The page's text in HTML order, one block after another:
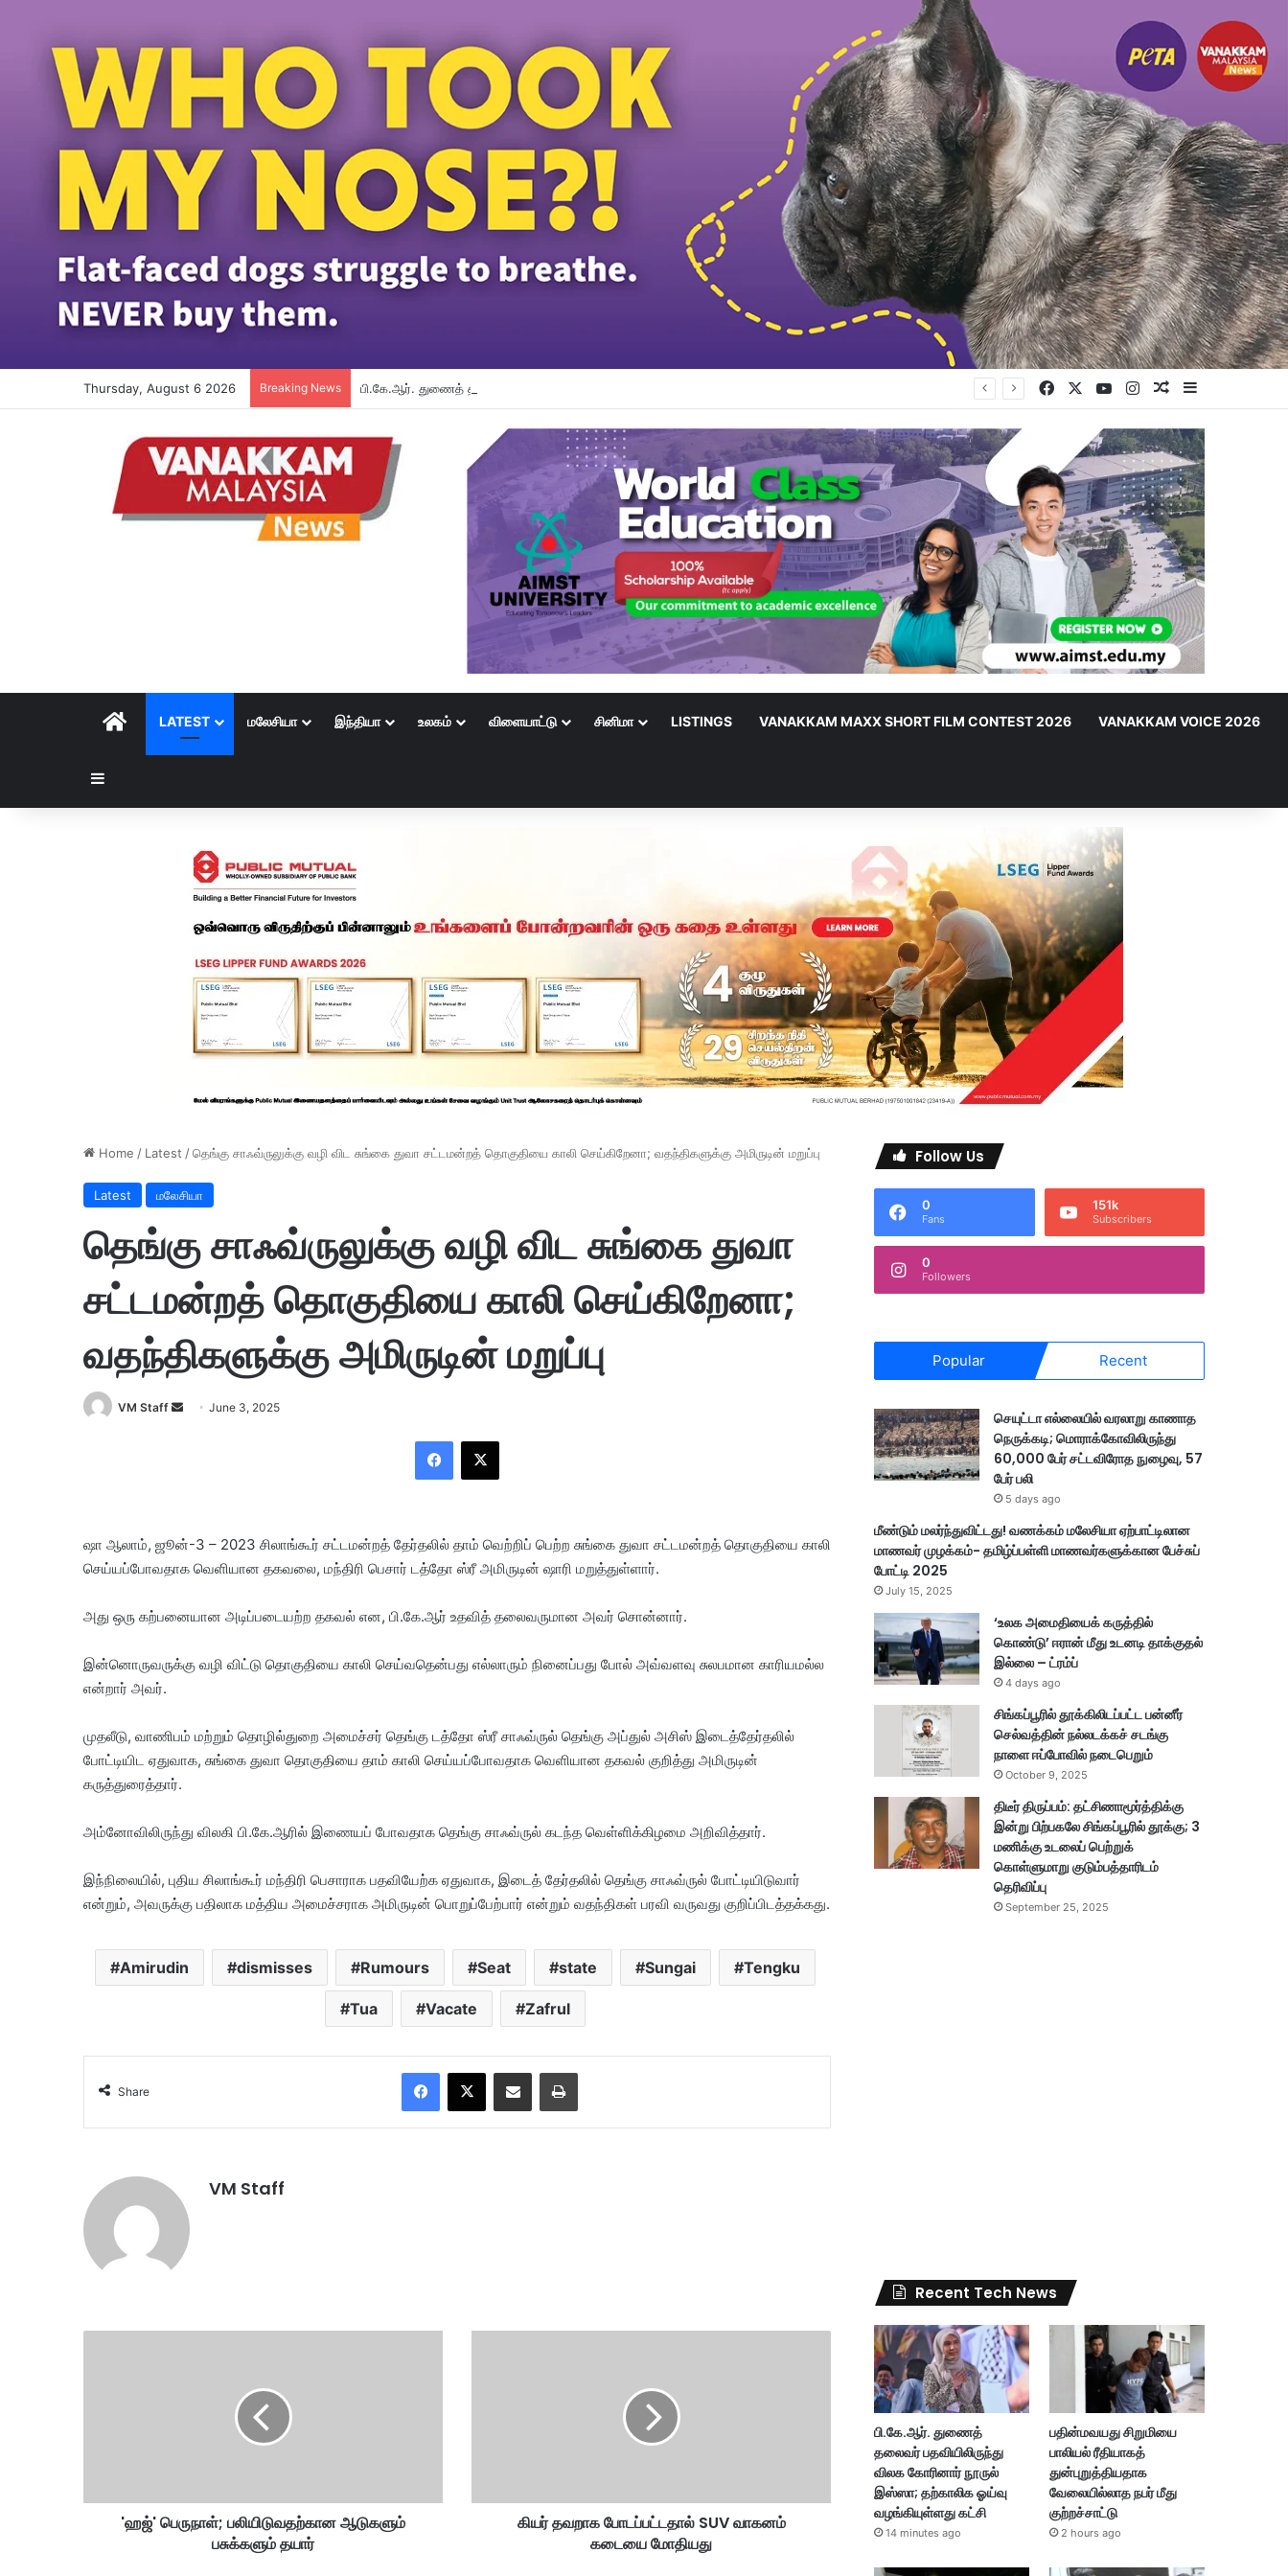
Thursday, August 6 2026 Breaking News பி.கே.ஆர். துணைத் தலைவர் பதவியிலிருந்து விலக கோரினார் நூருல் இஸ்ஸா; தற்காலிக ஓய்வு வழங்கியுள்ளது கட்சி Facebook YouTubeInstagramRandom Article
HOMELATEST மலேசியா இந்தியா உலகம் விளையாட்டு சினிமா LISTINGS VANAKKAM MAXX SHORT FILM CONTEST 2026 VANAKKAM VOICE 2026
Home / Latest /தெங்கு சாஃவ்ருலுக்கு வழி விட சுங்கை துவா சட்டமன்றத் தொகுதியை காலி செய்கிறேனா; வதந்திகளுக்கு அமிருடின் மறுப்பு
Latest மலேசியா
தெங்கு சாஃவ்ருலுக்கு வழி விட சுங்கை துவா
சட்டமன்றத் தொகுதியை காலி செய்கிறேனா;
வதந்திகளுக்கு அமிருடின் மறுப்பு
VM Staff
e
m
i
June 3, 2025
ஷா ஆலாம், ஜூன்-3 – 2023 சிலாங்கூர் சட்டமன்றத் தேர்தலில் தாம் வெற்றிப் பெற்ற சுங்கை துவா சட்டமன்றத் தொகுதியை காலி
செய்யப்போவதாக வெளியான தகவலை, மந்திரி பெசார் டத்தோ ஸ்ரீ அமிருடின் ஷாரி மறுத்துள்ளார்.
அது ஒரு கற்பனையான அடிப்படையற்ற தகவல் என, பி.கே.ஆர் உதவித் தலைவருமான அவர் சொன்னார்.
இன்னொருவருக்கு வழி விட்டு தொகுதியை காலி செய்வதென்பது எல்லாரும் நினைப்பது போல் அவ்வளவு சுலபமான காரியமல்ல
என்றார் அவர்.
முதலீடு, வாணிபம் மற்றும் தொழில்துறை அமைச்சர் தெங்கு டத்தோ ஸ்ரீ சாஃவ்ருல் தெங்கு அப்துல் அசிஸ் இடைத்தேர்தலில்
போட்டியிட ஏதுவாக, சுங்கை துவா தொகுதியை தாம் காலி செய்யப்போவதாக வெளியான தகவல் குறித்து அமிருடின்
கருத்துரைத்தார்.
அம்னோவிலிருந்து விலகி பி.கே.ஆரில் இணையப் போவதாக தெங்கு சாஃவ்ருல் கடந்த வெள்ளிக்கிழமை அறிவித்தார்.
இந்நிலையில், புதிய சிலாங்கூர் மந்திரி பெசாராக பதவியேற்க ஏதுவாக, இடைத் தேர்தலில் தெங்கு சாஃவ்ருல் போட்டியிடுவார்
என்றும், அவருக்கு பதிலாக மத்திய அமைச்சராக அமிருடின் பொறுப்பேற்பார் என்றும் வதந்திகள் பரவி வருவது குறிப்பிடத்தக்கது.
Amirudin dismisses Rumours Seat state Sungai Tengku
Tua Vacate Zafrul
Share
VM Staff
;
'ஹஜ்' பெருநாள்; பலியிடுவதற்கான ஆடுகளும்
பசுக்களும் தயார்
ட
கியர் தவறாக போடப்பட்டதால் SUV வாகனம்
கடையை மோதியது
Follow Us
0
Fans
151k
Subscribers
0
Followers
Popular Recent
செயுட்டா எல்லையில் வரலாறு காணாத
நெருக்கடி; மொராக்கோவிலிருந்து
60,000 பேர் சட்டவிரோத நுழைவு, 57
பேர் பலி
5 days ago
மீண்டும் மலர்ந்துவிட்டது! வணக்கம் மலேசியா ஏற்பாட்டிலான
மாணவர் முழக்கம்- தமிழ்ப்பள்ளி மாணவர்களுக்கான பேச்சுப்
போட்டி 2025
July 15, 2025
‘உலக அமைதியைக் கருத்தில்
கொண்டு’ ஈரான் மீது உடனடி தாக்குதல்
இல்லை – ட்ரம்ப்
4 days ago
சிங்கப்பூரில் தூக்கிலிடப்பட்ட பன்னீர்
செல்வத்தின் நல்லடக்கச் சடங்கு
நாளை ஈப்போவில் நடைபெறும்
October 9, 2025
திடீர் திருப்பம்: தட்சிணாமூர்த்திக்கு
இன்று பிற்பகலே சிங்கப்பூரில் தூக்கு; 3
மணிக்கு உடலைப் பெற்றுக்
கொள்ளுமாறு குடும்பத்தாரிடம்
தெரிவிப்பு
September 25, 2025
Recent Tech News
பி.கே.ஆர். துணைத்
தலைவர் பதவியிலிருந்து
விலக கோரினார் நூருல்
இஸ்ஸா; தற்காலிக ஓய்வு
வழங்கியுள்ளது கட்சி
14 minutes ago
பதின்மவயது சிறுமியை
பாலியல் ரீதியாகத்
துன்புறுத்தியதாக
வேலையில்லாத நபர் மீது
குற்றச்சாட்டு
2 hours ago